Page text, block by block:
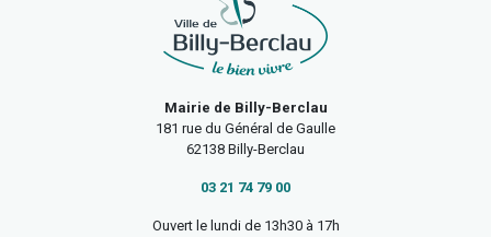
Mairie de Billy-Berclau
181 rue du Général de Gaulle
62138 Billy-Berclau
03 21 74 79 00
Ouvert le lundi de 13h30 à 17h